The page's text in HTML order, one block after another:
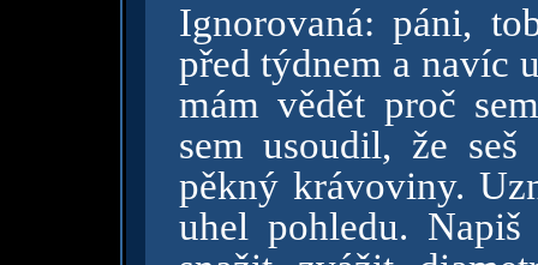
Ignorovaná: páni,
před týdnem a navíc
mám vědět proč
sem usoudil, že
pěkný krávoviny.
uhel pohledu.